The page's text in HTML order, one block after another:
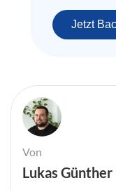
Jetzt
Von
Lukas Günther